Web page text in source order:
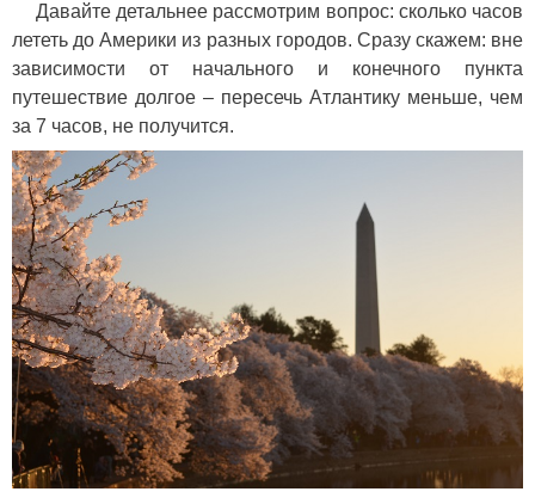
Давайте детальнее рассмотрим вопрос: сколько часов
лететь до Америки из разных городов. Сразу скажем: вне
зависимости от начального и конечного пункта
путешествие долгое – пересечь Атлантику меньше, чем
за 7 часов, не получится.